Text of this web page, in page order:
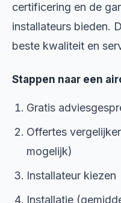
certificering en de
installateurs bieden.
beste kwaliteit en
Stappen naar een
Gratis
Offertes
mogelijk)
Installateur kiezen
Installatie